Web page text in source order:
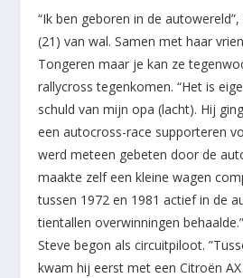
“Ik ben geboren in de
(21) van wal. Samen met haar
Tongeren maar je kan ze
rallycross tegenkomen. “Het is
schuld van mijn opa (lacht). Hij
een autocross-race supporteren
werd meteen gebeten door de
maakte zelf een kleine wagen
tussen 1972 en 1981 actief in de
tientallen overwinningen
Steve begon als circuitpiloot.
kwam hij eerst met een Citroën